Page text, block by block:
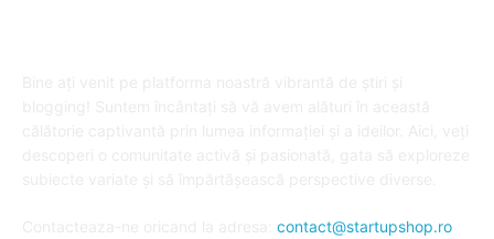
contact@startupshop.ro